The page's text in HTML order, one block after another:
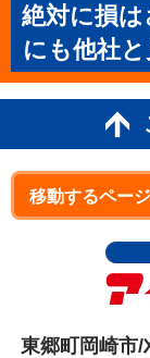
絶対に損
にも他社
東郷町岡崎市/